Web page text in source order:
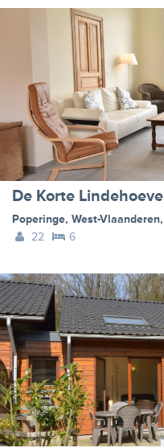
De Korte Lindehoeve
Poperinge, West-Vlaanderen,
22
6